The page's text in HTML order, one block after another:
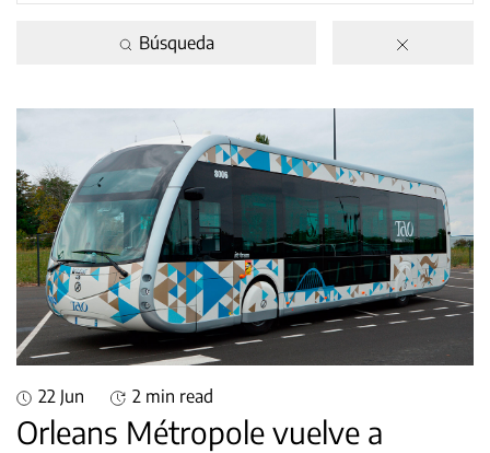
Búsqueda
22 Jun 2 min read
Orleans Métropole vuelve a